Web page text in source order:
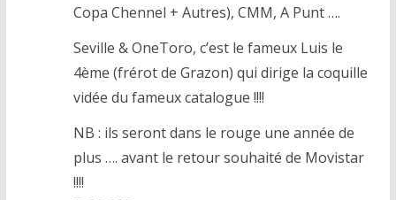
Copa Chennel + Autres), CMM, A Punt ….
Seville & OneToro, c’est le fameux Luis le
4ème (frérot de Grazon) qui dirige la coquille
vidée du fameux catalogue !!!!
NB : ils seront dans le rouge une année de
plus …. avant le retour souhaité de Movistar
!!!!